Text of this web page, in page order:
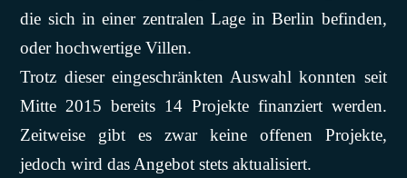
die sich in einer zentralen Lage in Berlin befinden,
oder hochwertige Villen.
Trotz dieser eingeschränkten Auswahl konnten seit
Mitte 2015 bereits 14 Projekte finanziert werden.
Zeitweise gibt es zwar keine offenen Projekte,
jedoch wird das Angebot stets aktualisiert.